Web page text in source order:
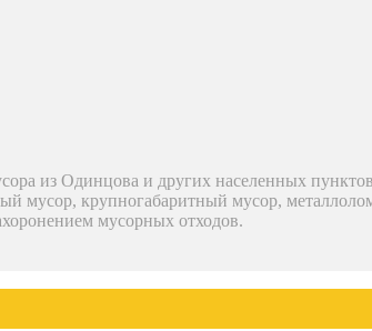
из Одинцова и других населенных
мусор, крупногабаритный мусор,
мусорных отходов.